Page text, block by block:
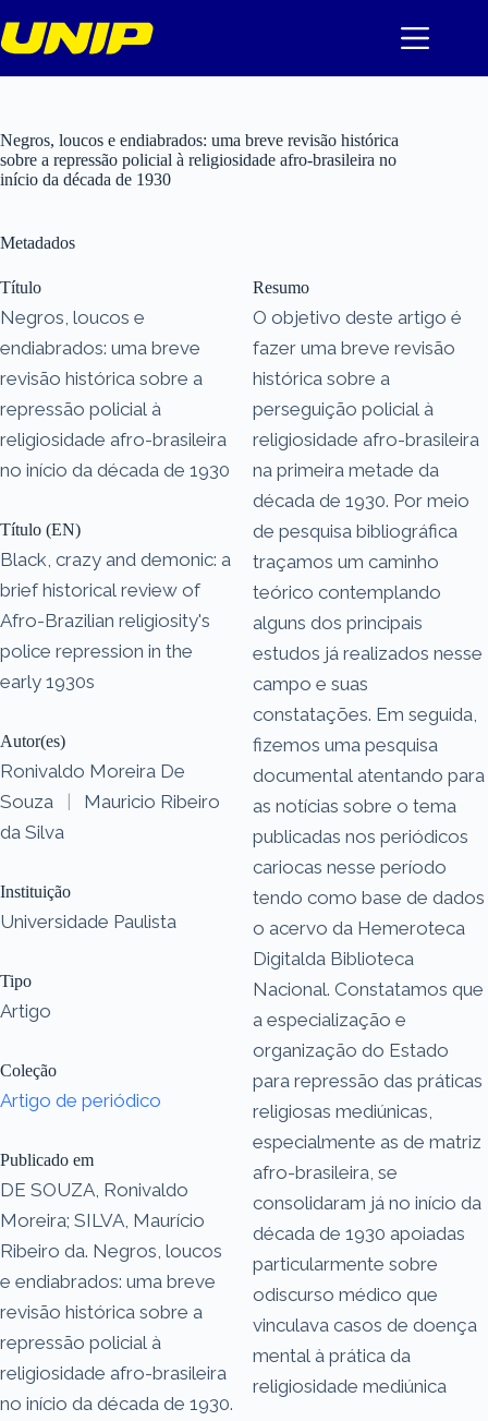
para
o
Negros, loucos e endiabrados: uma breve revisão histórica
sobre a repressão policial à religiosidade afro-brasileira no
início da década de 1930
Metadados
Título
Negros, loucos e
endiabrados: uma breve
revisão histórica sobre a
repressão policial à
religiosidade afro-brasileira
no início da década de 1930
Título (EN)
Black, crazy and demonic: a
brief historical review of
Afro-Brazilian religiosity's
police repression in the
early 1930s
Autor(es)
Ronivaldo Moreira De
Souza
|
Mauricio Ribeiro
da Silva
Instituição
Universidade Paulista
Tipo
Artigo
Coleção
Artigo de periódico
Publicado em
DE SOUZA, Ronivaldo
Moreira; SILVA, Maurício
Ribeiro da. Negros, loucos
e endiabrados: uma breve
revisão histórica sobre a
repressão policial à
religiosidade afro-brasileira
no início da década de 1930.
Resumo
O objetivo deste artigo é
fazer uma breve revisão
histórica sobre a
perseguição policial à
religiosidade afro-brasileira
na primeira metade da
década de 1930. Por meio
de pesquisa bibliográfica
traçamos um caminho
teórico contemplando
alguns dos principais
estudos já realizados nesse
campo e suas
constatações. Em seguida,
fizemos uma pesquisa
documental atentando para
as notícias sobre o tema
publicadas nos periódicos
cariocas nesse período
tendo como base de dados
o acervo da Hemeroteca
Digitalda Biblioteca
Nacional. Constatamos que
a especialização e
organização do Estado
para repressão das práticas
religiosas mediúnicas,
especialmente as de matriz
afro-brasileira, se
consolidaram já no início da
década de 1930 apoiadas
particularmente sobre
odiscurso médico que
vinculava casos de doença
mental à prática da
religiosidade mediúnica